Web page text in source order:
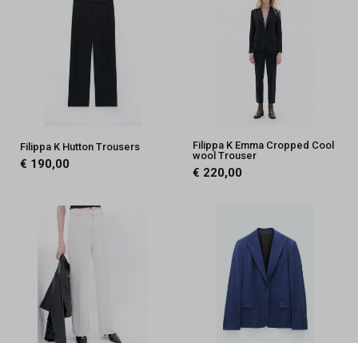
Filippa K Hutton Trousers
€ 190,00
Filippa K Emma Cropped Cool
wool Trouser
€ 220,00